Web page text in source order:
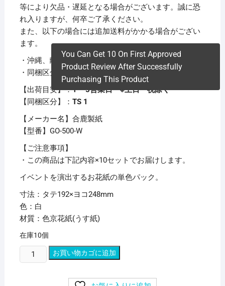
等により欠品・遅延となる場合がございます。誠に恐
れ入りますが、何卒ご了承ください。
また、以下の場合には追加送料がかかる場合がござい
ます。
・沖縄、離島および一部地域への配送時
・同梱区分が異なる商品の複数購入時
【出荷目安】：1 – 5営業日 ※土日・祝除く
【同梱区分】： TS 1
【メーカー名】合鹿製紙
【型番】GO-500-W
【ご注意事項】
・この商品は下記内容×10セットでお届けします。
イベントを演出するお花紙の単色パック。
寸法：タテ192×ヨコ248mm
色：白
材質：色京花紙(うす紙)
在庫10個
You Can Get 10 On First Approved
Product Review After Successfully
Purchasing This Product
（ま
と
お買い物カゴに追加